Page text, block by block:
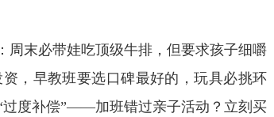
周末必带娃吃顶级牛排，但要求孩子细嚼
，早教班要选口碑最好的，玩具必挑环
过度补偿”——加班错过亲子活动？立刻买